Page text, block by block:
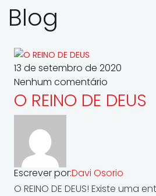
Blog
13 de setembro de 2020
Nenhum comentário
O REINO DE DEUS
Escrever por:Davi Osorio
O REINO DE DEUS! Existe uma